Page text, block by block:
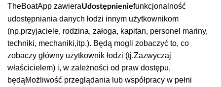
TheBoatApp zawieraUdostępnieniefunkcjonalność
udostępniania danych łodzi innym użytkownikom
(np.przyjaciele, rodzina, załoga, kapitan, personel mariny,
techniki, mechaniki,itp.). Będą mogli zobaczyć to, co
zobaczy główny użytkownik łodzi (tj.Zazwyczaj
właścicielem) i, w zależności od praw dostępu,
będąMożliwość przeglądania lub współpracy w pełni